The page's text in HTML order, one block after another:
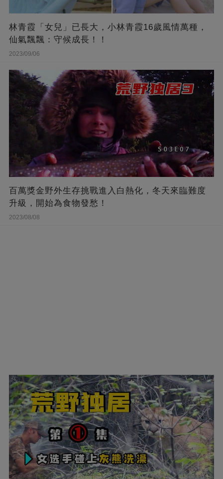
林青霞「女兒」已長大，小林青霞16歲風情萬種，
仙氣飄飄：守候成長！！
2023/09/06
百萬獎金野外生存挑戰進入白熱化，冬天來臨難度
升級，開始為食物發愁！
2023/08/08